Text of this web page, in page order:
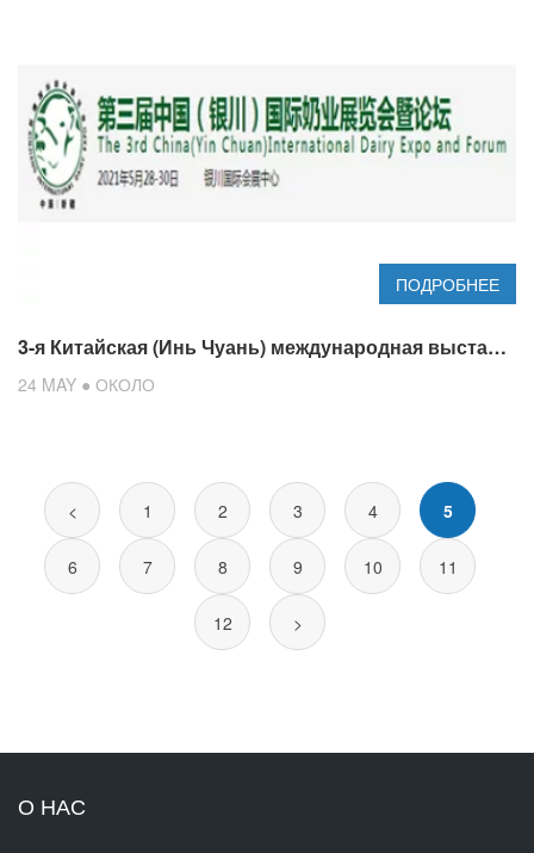
ПОДРОБНЕЕ
3-я Китайская (Инь Чуань) международная выставка и форум молочной промышленности
24 MAY ● ОКОЛО
< 1 2 3 4 5
6 7 8 9 10 11
12 >
О НАС